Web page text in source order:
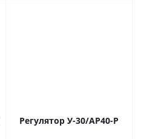
Регулятор У-30/АР40-Р